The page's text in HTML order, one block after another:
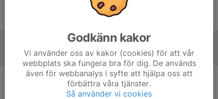
Ingen uppställning ifylld
Referat
Inget referat skrivet
Godkänn kakor
Vi använder oss av kakor (cookies) för att vår
webbplats ska fungera bra för dig. De används
även för webbanalys i syfte att hjälpa oss att
förbättra våra tjänster.
Så använder vi cookies